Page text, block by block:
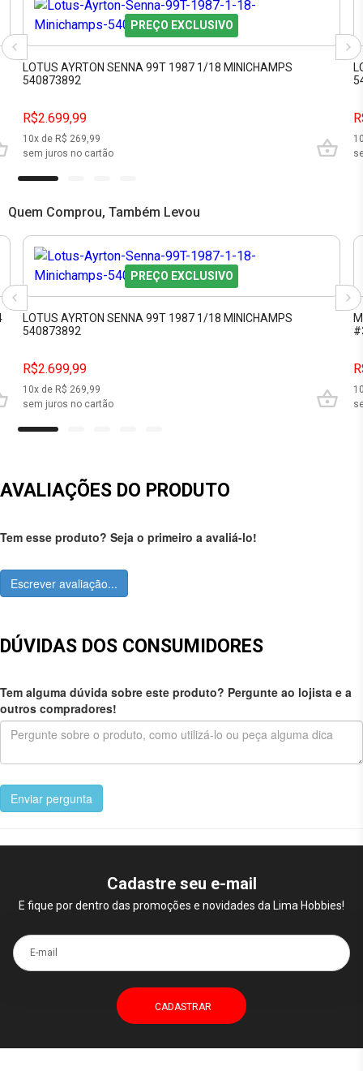
PREÇO EXCLUSIVO
LOTUS AYRTON SENNA 99T 1987 1/18 MINICHAMPS
540873892
R$2.699,99
10x de R$ 269,99
sem juros no cartão
Quem Comprou, Também Levou
PREÇO EXCLUSIVO
LOTUS AYRTON SENNA 99T 1987 1/18 MINICHAMPS
540873892
R$2.699,99
10x de R$ 269,99
sem juros no cartão
AVALIAÇÕES DO PRODUTO
Tem esse produto? Seja o primeiro a avaliá-lo!
Escrever avaliação...
DÚVIDAS DOS CONSUMIDORES
Tem alguma dúvida sobre este produto? Pergunte ao lojista e a
outros compradores!
Enviar pergunta
Cadastre seu e-mail
E fique por dentro das promoções e novidades da Lima Hobbies!
E-mail